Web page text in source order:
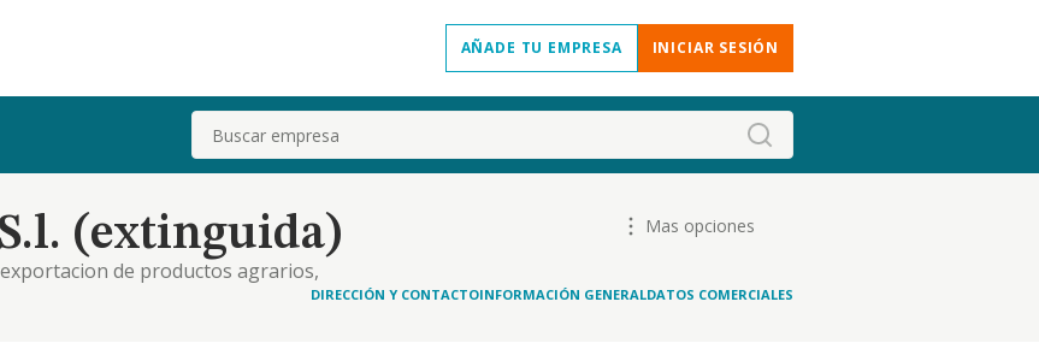
AÑADE TU EMPRESA INICIAR SESIÓN
Buscar
(extinguida)
de productos agrarios,
a empresas de asistencia,
Mas opciones
DIRECCIÓN Y CONTACTOINFORMACIÓN GENERALDATOS COMERCIALES